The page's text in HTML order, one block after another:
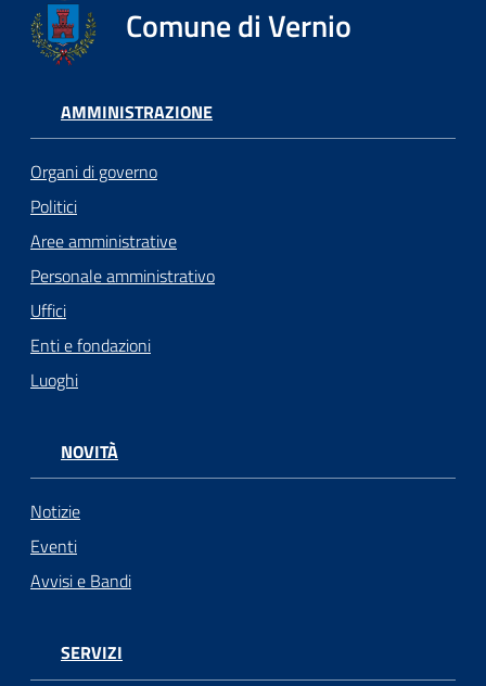
Comune di Vernio
AMMINISTRAZIONE
Organi di governo
Politici
Aree amministrative
Personale amministrativo
Uffici
Enti e fondazioni
Luoghi
NOVITÀ
Notizie
Eventi
Avvisi e Bandi
SERVIZI